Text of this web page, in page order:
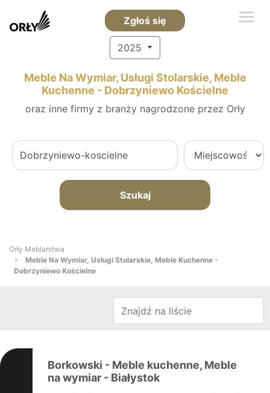
Zgłoś się
2025
Meble Na Wymiar, Usługi Stolarskie, Meble
Kuchenne - Dobrzyniewo Kościelne
oraz inne firmy z branży nagrodzone przez Orły
Szukaj
Orły Meblarstwa
Meble Na Wymiar, Usługi Stolarskie, Meble Kuchenne -
Dobrzyniewo Kościelne
Borkowski - Meble kuchenne, Meble
na wymiar - Białystok